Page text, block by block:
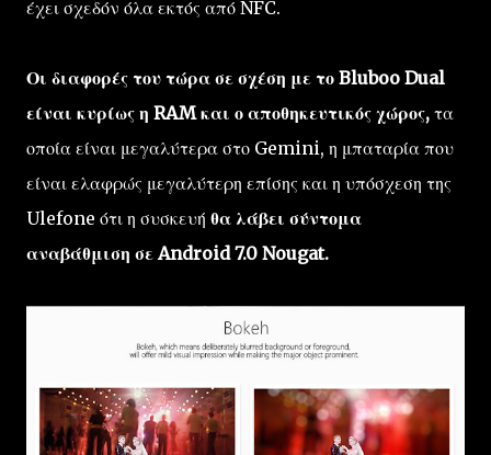
έχει σχεδόν όλα εκτός από NFC.
Οι διαφορές του τώρα σε σχέση με το Bluboo Dual
είναι κυρίως η RAM και ο αποθηκευτικός χώρος, τα
οποία είναι μεγαλύτερα στο Gemini, η μπαταρία που
είναι ελαφρώς μεγαλύτερη επίσης και η υπόσχεση της
Ulefone ότι η συσκευή θα λάβει σύντομα
αναβάθμιση σε Android 7.0 Nougat.